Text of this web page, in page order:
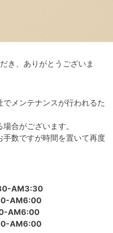
き、ありがとうございま
メンテナンスが行われるた
合がございます。
数ですが時間を置いて再度
AM3:30
AM6:00
AM6:00
AM6:00